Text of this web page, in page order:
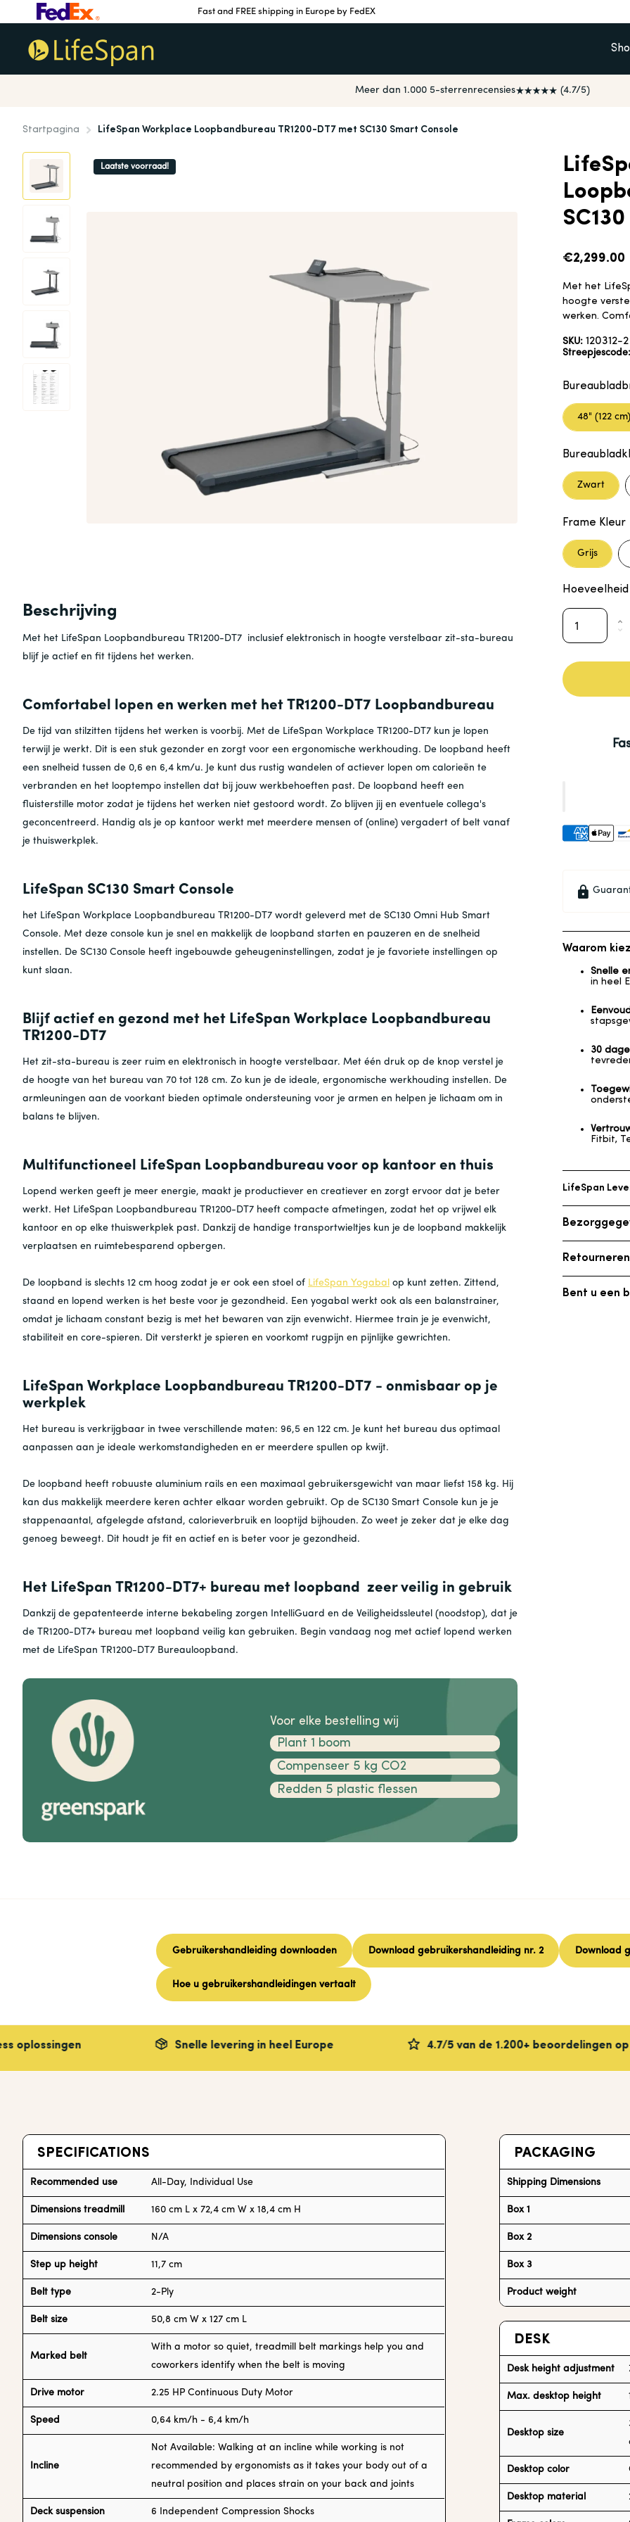
Fast and FREE shipping in Europe by FedEX
Meer dan 1.000 5-sterrenrecensies (4.7/5)
Startpagina LifeSpan Workplace Loopbandbureau TR1200-DT7 met SC130 Smart Console
Laatste voorraad!
Beschrijving
Met het LifeSpan Loopbandbureau TR1200-DT7 inclusief elektronisch in hoogte verstelbaar zit-sta-bureau
blijf je actief en fit tijdens het werken.
Comfortabel lopen en werken met het TR1200-DT7 Loopbandbureau
De tijd van stilzitten tijdens het werken is voorbij. Met de LifeSpan Workplace TR1200-DT7 kun je lopen
terwijl je werkt. Dit is een stuk gezonder en zorgt voor een ergonomische werkhouding. De loopband heeft
een snelheid tussen de 0,6 en 6,4 km/u. Je kunt dus rustig wandelen of actiever lopen om calorieën te
verbranden en het looptempo instellen dat bij jouw werkbehoeften past. De loopband heeft een
fluisterstille motor zodat je tijdens het werken niet gestoord wordt. Zo blijven jij en eventuele collega's
geconcentreerd. Handig als je op kantoor werkt met meerdere mensen of (online) vergadert of belt vanaf
je thuiswerkplek.
LifeSpan SC130 Smart Console
het LifeSpan Workplace Loopbandbureau TR1200-DT7 wordt geleverd met de SC130 Omni Hub Smart
Console. Met deze console kun je snel en makkelijk de loopband starten en pauzeren en de snelheid
instellen. De SC130 Console heeft ingebouwde geheugeninstellingen, zodat je je favoriete instellingen op
kunt slaan.
Blijf actief en gezond met het LifeSpan Workplace Loopbandbureau
TR1200-DT7
Het zit-sta-bureau is zeer ruim en elektronisch in hoogte verstelbaar. Met één druk op de knop verstel je
de hoogte van het bureau van 70 tot 128 cm. Zo kun je de ideale, ergonomische werkhouding instellen. De
armleuningen aan de voorkant bieden optimale ondersteuning voor je armen en helpen je lichaam om in
balans te blijven.
Multifunctioneel LifeSpan Loopbandbureau voor op kantoor en thuis
Lopend werken geeft je meer energie, maakt je productiever en creatiever en zorgt ervoor dat je beter
werkt. Het LifeSpan Loopbandbureau TR1200-DT7 heeft compacte afmetingen, zodat het op vrijwel elk
kantoor en op elke thuiswerkplek past. Dankzij de handige transportwieltjes kun je de loopband makkelijk
verplaatsen en ruimtebesparend opbergen.
De loopband is slechts 12 cm hoog zodat je er ook een stoel of LifeSpan Yogabal op kunt zetten. Zittend,
staand en lopend werken is het beste voor je gezondheid. Een yogabal werkt ook als een balanstrainer,
omdat je lichaam constant bezig is met het bewaren van zijn evenwicht. Hiermee train je je evenwicht,
stabiliteit en core-spieren. Dit versterkt je spieren en voorkomt rugpijn en pijnlijke gewrichten.
LifeSpan Workplace Loopbandbureau TR1200-DT7 - onmisbaar op je
werkplek
Het bureau is verkrijgbaar in twee verschillende maten: 96,5 en 122 cm. Je kunt het bureau dus optimaal
aanpassen aan je ideale werkomstandigheden en er meerdere spullen op kwijt.
De loopband heeft robuuste aluminium rails en een maximaal gebruikersgewicht van maar liefst 158 kg. Hij
kan dus makkelijk meerdere keren achter elkaar worden gebruikt. Op de SC130 Smart Console kun je je
stappenaantal, afgelegde afstand, calorieverbruik en looptijd bijhouden. Zo weet je zeker dat je elke dag
genoeg beweegt. Dit houdt je fit en actief en is beter voor je gezondheid.
Het LifeSpan TR1200-DT7+ bureau met loopband zeer veilig in gebruik
Dankzij de gepatenteerde interne bekabeling zorgen IntelliGuard en de Veiligheidssleutel (noodstop), dat je
de TR1200-DT7+ bureau met loopband veilig kan gebruiken. Begin vandaag nog met actief lopend werken
met de LifeSpan TR1200-DT7 Bureauloopband.
Voor elke bestelling wij
Plant 1 boom
Compenseer 5 kg CO2
Redden 5 plastic flessen
€2,299.00
Met het
hoogte
werken.
SKU: 120312-2
Streepjescode:
48" (122 cm)
Zwart
Frame Kleur
Grijs
Hoeveelheid
Waarom
Snelle
in heel
30
Fitbit,
LifeSpan
welzijnsreis.
zorgen
Thuisgebruik
welzijn.
betekent dat
het Verenigd
Al onze
Retourneren
Bent u een
Gebruikershandleiding downloaden Download gebruikershandleiding nr. 2 Download
Hoe u gebruikershandleidingen vertaalt
Snelle levering in heelEurope 4.7/5 van de 1.200+ beoordelingen op YOTPO
SPECIFICATIONS
Recommended use All-Day, Individual Use
Dimensions treadmill 160 cm L x 72,4 cm W x 18,4 cm H
Dimensions console N/A
Step up height 11,7 cm
Belt type 2-Ply
Belt size 50,8 cm W x 127 cm L
Marked belt
With a motor so quiet, treadmill belt markings help you and
coworkers identify when the belt is moving
Drive motor 2.25 HP Continuous Duty Motor
Speed 0,64 km/h - 6,4 km/h
Incline
Not Available: Walking at an incline while working is not
recommended by ergonomists as it takes your body out of a
neutral position and places strain on your back and joints
Deck suspension 6 Independent Compression Shocks
PACKAGING
Shipping Dimensions
Box 1
Box 2
Box 3
Product weight
DESK
Desk height adjustment
Max. desktop height
Desktop size
Desktop color
Desktop material